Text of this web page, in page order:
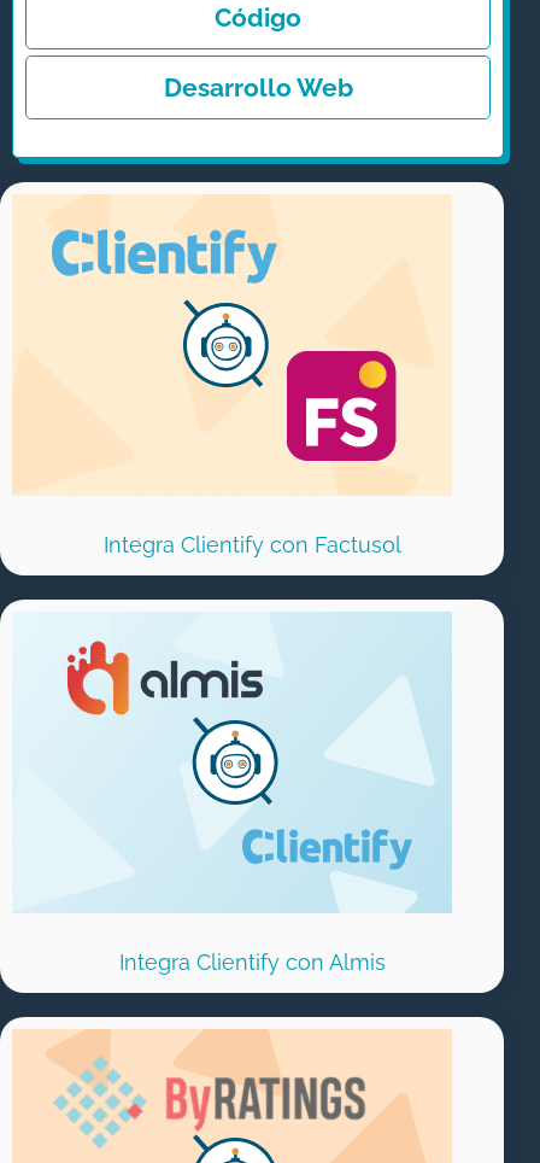
Código
Desarrollo Web
Integra Clientify con Factusol
Integra Clientify con Almis